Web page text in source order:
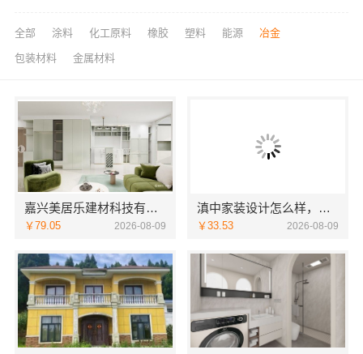
全部 涂料 化工原料 橡胶 塑料 能源 冶金
包装材料 金属材料
嘉兴美居乐建材科技有限公司新房装修联系电话
￥79.05 2026-08-09
滇中家装设计怎么样，云南至高新型建材有限公司口碑之选
￥33.53 2026-08-09